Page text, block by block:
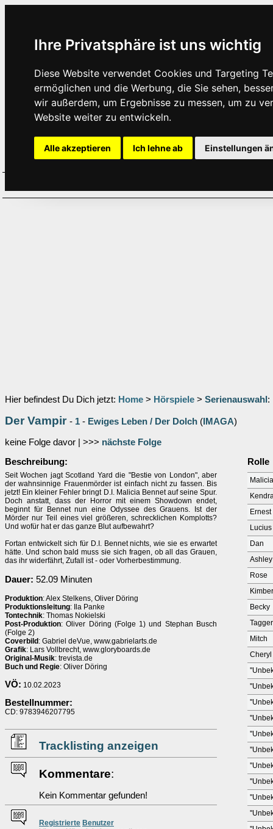
Ihre Privatsphäre ist uns wichtig
Diese Website verwendet Cookies und Targeting
ermöglichen und die Werbung, die Sie sehen,
wir außerdem, um Ergebnisse zu messen, um zu
Website weiter zu entwickeln.
Alle akzeptieren Ich lehne ab Einstellungen
Hier befindest Du Dich jetzt: Home > Hörspiele > Serienauswahl :
Der Vampir - 1 - Ewiges Leben / Der Dolch ( IMAGA)
keine Folge davor | >>> nächste Folge
Beschreibung:
Seit Wochen jagt Scotland Yard die "Bestie von London", aber
der wahnsinnige Frauenmörder ist einfach nicht zu fassen. Bis
jetzt! Ein kleiner Fehler bringt D.I. Malicia Bennet auf seine Spur.
Doch anstatt, dass der Horror mit einem Showdown endet,
beginnt für Bennet nun eine Odyssee des Grauens. Ist der
Mörder nur Teil eines viel größeren, schrecklichen Komplotts?
Und wofür hat er das ganze Blut aufbewahrt?
Fortan entwickelt sich für D.I. Bennet nichts, wie sie es erwartet
hätte. Und schon bald muss sie sich fragen, ob all das Grauen,
das ihr widerfährt, Zufall ist - oder Vorherbestimmung.
Dauer: 52.09 Minuten
Produktion: Alex Stelkens, Oliver Döring
Produktionsleitung: Ila Panke
Tontechnik: Thomas Nokielski
Post-Produktion: Oliver Döring (Folge 1) und Stephan Busch
(Folge 2)
Coverbild : Gabriel deVue, www.gabrielarts.de
Grafik: Lars Vollbrecht, www.gloryboards.de
Original-Musik: trevista.de
Buch und Regie: Oliver Döring
VÖ: 10.02.2023
Bestellnummer:
CD: 9783946207795
Tracklisting anzeigen
Kommentare:
Kein Kommentar gefunden!
Registrierte Benutzer
Rolle
Malicia
Ernest
Lucius
Dan
Ashley
Rose
Becky
Mitch
Cheryl